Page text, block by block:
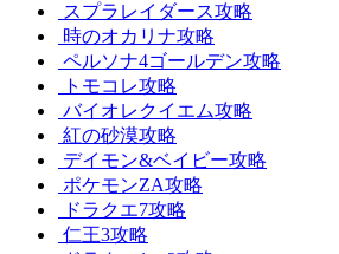
スプラレイダース攻略
時のオカリナ攻略
ペルソナ4ゴールデン攻略
トモコレ攻略
バイオレクイエム攻略
紅の砂漠攻略
デイモン&ベイビー攻略
ポケモンZA攻略
ドラクエ7攻略
仁王3攻略